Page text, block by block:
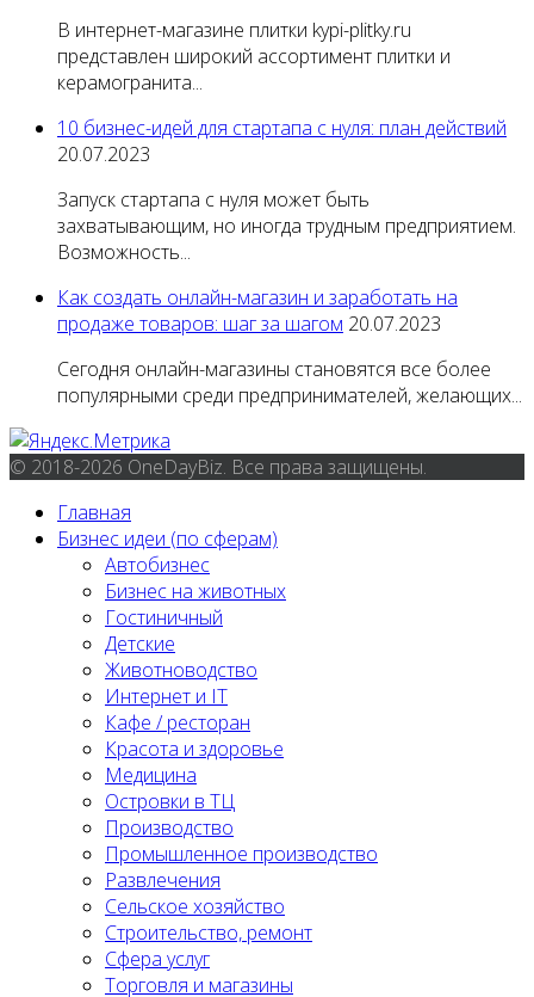
В интернет-магазине плитки kypi-plitky.ru
представлен широкий ассортимент плитки и
керамогранита...
10 бизнес-идей для стартапа с нуля: план действий
20.07.2023
Запуск стартапа с нуля может быть
захватывающим, но иногда трудным предприятием.
Возможность...
Как создать онлайн-магазин и заработать на
продаже товаров: шаг за шагом 20.07.2023
Сегодня онлайн-магазины становятся все более
популярными среди предпринимателей, желающих...
© 2018-2026 OneDayBiz. Все права защищены.
Главная
Бизнес идеи (по сферам)
Автобизнес
Бизнес на животных
Гостиничный
Детские
Животноводство
Интернет и IT
Кафе / ресторан
Красота и здоровье
Медицина
Островки в ТЦ
Производство
Промышленное производство
Развлечения
Сельское хозяйство
Строительство, ремонт
Сфера услуг
Торговля и магазины